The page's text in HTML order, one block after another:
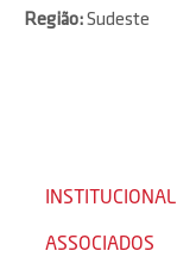
Região:Sudeste
INSTITUCIONAL
ASSOCIADOS